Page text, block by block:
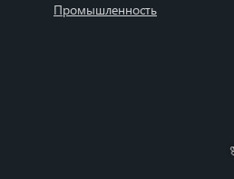
Промышленность